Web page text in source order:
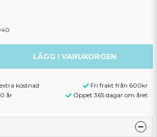
LÄGG I VARUKORGEN
kostnad
Fri frakt från 600kr
år
Öppet 365 dagar om året